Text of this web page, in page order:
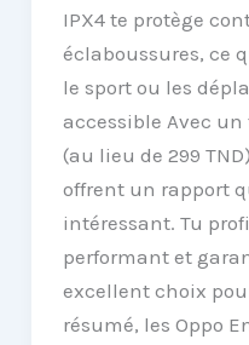
IPX4 te protège
éclaboussures, ce
le sport ou les
accessible Avec un
(au lieu de 299
offrent un rapport
intéressant. Tu
performant et
excellent choix
résumé, les Oppo